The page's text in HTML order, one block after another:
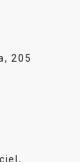
205